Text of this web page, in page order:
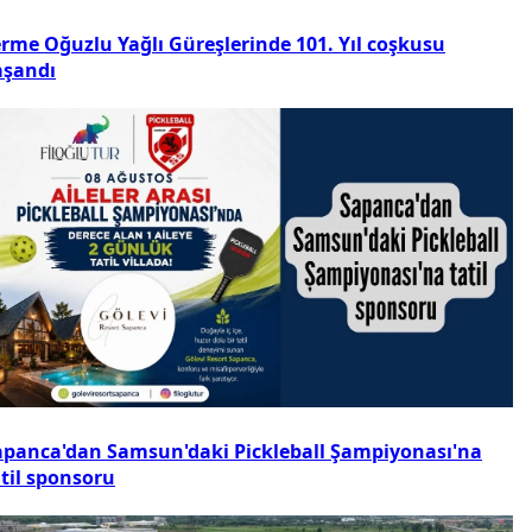
Oğuzlu Yağlı Güreşlerinde 101. Yıl coşkusu
Samsun'daki Pickleball Şampiyonası'na
sponsoru